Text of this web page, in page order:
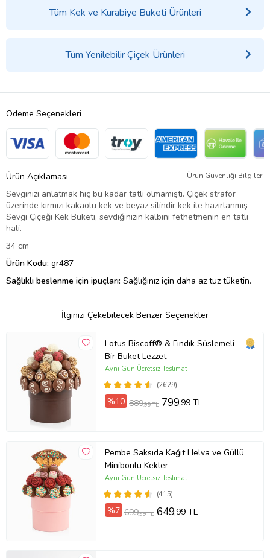
Tüm Kek ve Kurabiye Buketi Ürünleri
Tüm Yenilebilir Çiçek Ürünleri
Ödeme Seçenekleri
Ürün Açıklaması Ürün Güvenliği Bilgileri
Sevginizi anlatmak hiç bu kadar tatlı olmamıştı. Çiçek strafor
üzerinde kırmızı kakaolu kek ve beyaz silindir kek ile hazırlanmış
Sevgi Çiçeği Kek Buketi, sevdiğinizin kalbini fethetmenin en tatlı
hali.
34 cm
Ürün Kodu: gr487
Sağlıklı beslenme için ipuçları: Sağlığınız için daha az tuz tüketin.
İlginizi Çekebilecek Benzer Seçenekler
Lotus Biscoff® & Fındık Süslemeli
Bir Buket Lezzet
(2629)
Aynı Gün Ücretsiz Teslimat
%10 889,99 TL 799,99 TL
Pembe Saksıda Kağıt Helva ve Güllü
Minibonlu Kekler
(415)
Aynı Gün Ücretsiz Teslimat
%7 699,99 TL 649,99 TL